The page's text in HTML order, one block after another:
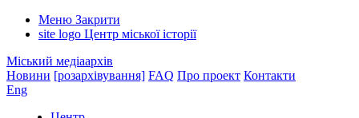
Меню Закрити
site logo Центр міської історії
Міський медіаархів
Новини [розархівування] FAQ Про проект Контакти
Eng